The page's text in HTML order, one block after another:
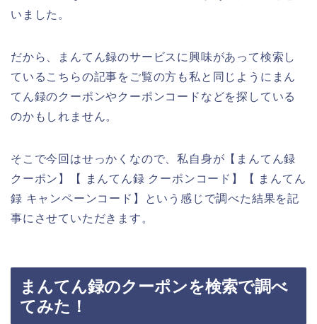
いました。
だから、まんてん録のサービスに興味があって検索し
ているこちらの記事をご覧の方も私と同じようにまん
てん録のクーポンやクーポンコードなどを探している
のかもしれません。
そこで今回はせっかくなので、私自身が【まんてん録
クーポン】【 まんてん録 クーポンコード】【 まんてん
録 キャンペーンコード】という感じで調べた結果を記
事にさせていただきます。
まんてん録のクーポンを検索で調べ
てみた！